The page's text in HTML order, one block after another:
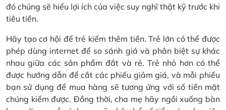
đó chúng sẽ hiểu lợi ích của việc suy nghĩ thật kỹ trước khi
tiêu tiền.
Hãy tạo cơ hội để trẻ kiếm thêm tiền. Trẻ lớn có thể được
phép dùng internet để so sánh giá và phân biệt sự khác
nhau giữa các sản phẩm đắt và rẻ. Trẻ nhỏ hơn có thể
được hướng dẫn để cắt các phiếu giảm giá, và mỗi phiếu
bạn sử dụng để mua hàng sẽ tương ứng với số tiền mặt
chúng kiếm được. Đồng thời, cha mẹ hãy ngồi xuống bàn